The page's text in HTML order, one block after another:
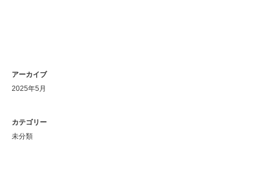
アーカイブ
2025年5月
カテゴリー
未分類